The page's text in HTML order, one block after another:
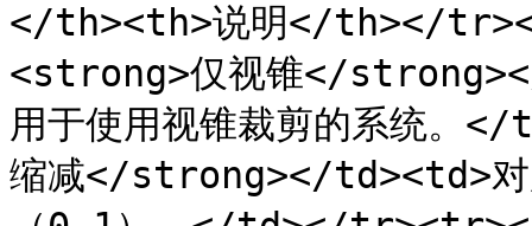
</th><th>说明</th></
<strong>仅视锥</
用于使用视锥裁剪的系统
缩减</strong></td><td>对